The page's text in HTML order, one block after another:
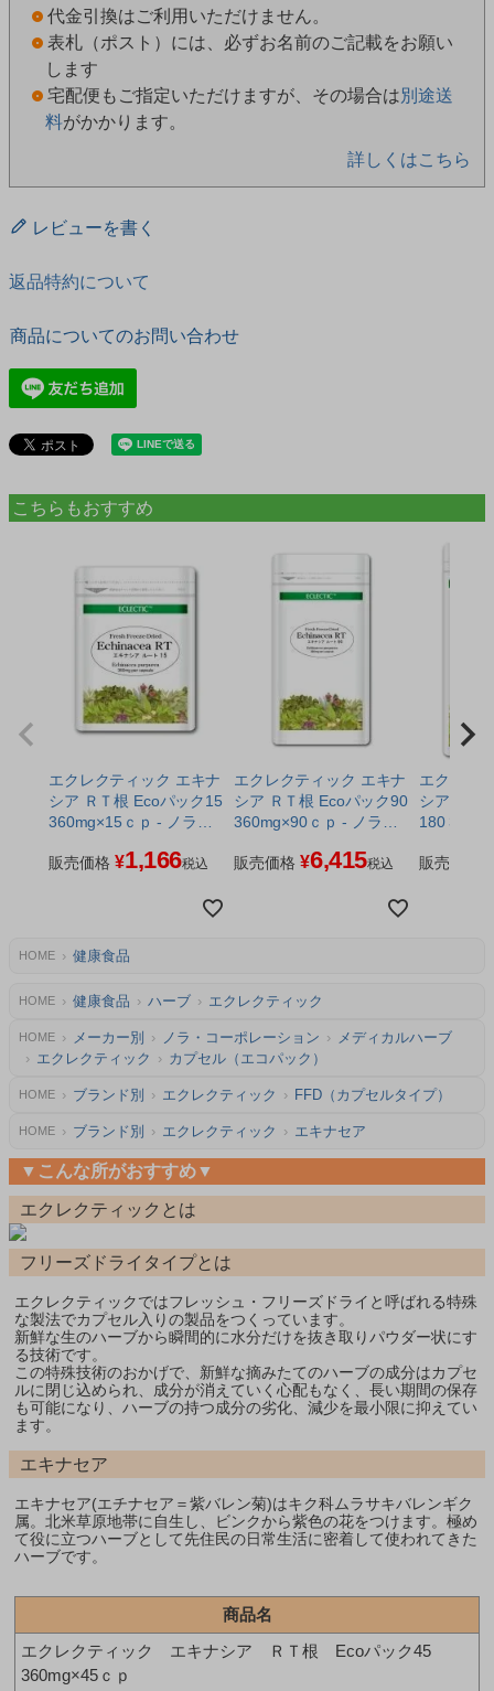
代金引換はご利用いただけません。
表札（ポスト）には、必ずお名前のご記載をお願い
します
宅配便もご指定いただけますが、その場合は別途送
料がかかります。
詳しくはこちら
レビューを書く
返品特約について
商品についてのお問い合わせ
こちらもおすすめ
エクレクティック エキナ
シア ＲＴ根 Ecoパック15
360mg×15ｃｐ - ノラ・
ポス対応商品
販売価格 ¥1,166税込
エクレクティック エキナ
シア ＲＴ根 Ecoパック90
360mg×90ｃｐ - ノラ・
ポス対応商品
販売価格 ¥6,415税込
エクレク
シア ＲＴ根 Ecoパ
180
販売価格
HOME 健康食品
HOME 健康食品 ハーブ エクレクティック
HOME メーカー別 ノラ・コーポレーション
メディカルハーブ
エクレクティック
カプセル（エコパック）
HOME ブランド別 エクレクティック FFD（カプセルタイプ）
HOME ブランド別 エクレクティック エキナセア
▼こんな所がおすすめ▼
エクレクティックとは
フリーズドライタイプとは
エクレクティックではフレッシュ・フリーズドライと呼ばれる特殊
な製法でカプセル入りの製品をつくっています。
新鮮な生のハーブから瞬間的に水分だけを抜き取りパウダー状にす
る技術です。
この特殊技術のおかげで、新鮮な摘みたてのハーブの成分はカプセ
ルに閉じ込められ、成分が消えていく心配もなく、長い期間の保存
も可能になり、ハーブの持つ成分の劣化、減少を最小限に抑えてい
ます。
エキナセア
エキナセア(エチナセア＝紫バレン菊)はキク科ムラサキバレンギク
属。北米草原地帯に自生し、ビンクから紫色の花をつけます。極め
て役に立つハーブとして先住民の日常生活に密着して使われてきた
ハーブです。
商品名
エクレクティック エキナシア ＲＴ根 Ecoパック45
360mg×45ｃｐ